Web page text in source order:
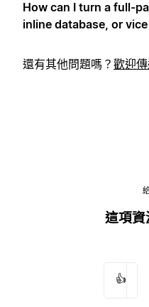
How can I turn a full-
inline database, or
還有其他問題嗎？ 歡迎
這項資
👍